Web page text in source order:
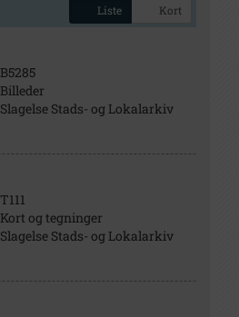
Liste Kort
B5285
Billeder
Slagelse Stads- og Lokalarkiv
T111
Kort og tegninger
Slagelse Stads- og Lokalarkiv